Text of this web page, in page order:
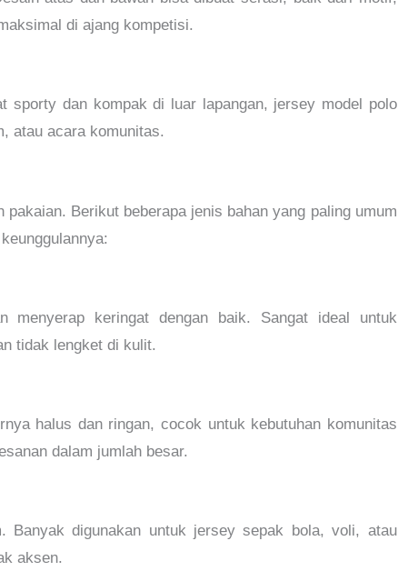
di ajang kompetisi.
sporty dan kompak di luar lapangan, jersey model polo
atau acara komunitas.
Berikut beberapa jenis bahan yang paling umum
menyerap keringat dengan baik. Sangat ideal untuk
tidak lengket di kulit.
halus dan ringan, cocok untuk kebutuhan komunitas
dalam jumlah besar.
digunakan untuk jersey sepak bola, voli, atau
aksen.